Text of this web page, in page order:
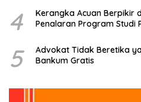
4
Kerangka Acuan Berpikir
Penalaran Program Studi
5
Advokat Tidak Beretika
Bankum Gratis